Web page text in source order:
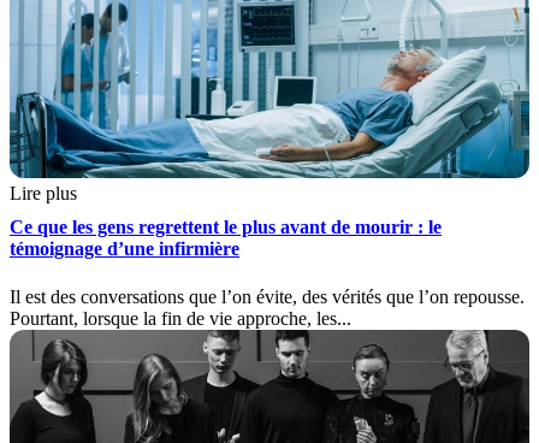
Lire plus
Ce que les gens regrettent le plus avant de mourir : le
témoignage d’une infirmière
Il est des conversations que l’on évite, des vérités que l’on repousse.
Pourtant, lorsque la fin de vie approche, les...